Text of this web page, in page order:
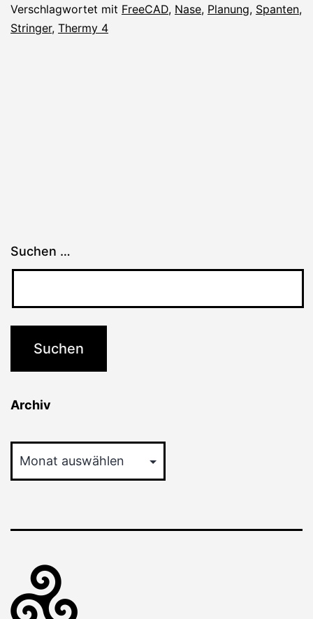
Nase
Verschlagwortet mit FreeCAD, Nase, Planung, Spanten,
Stringer, Thermy 4
Suchen …
Archiv